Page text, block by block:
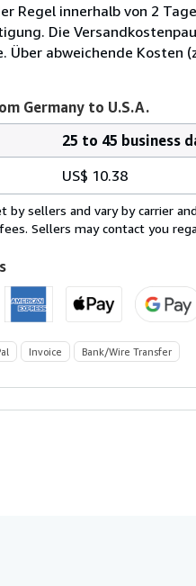
Regel innerhalb von 2
Die
Über abweichende Kosten
Germany to U.S.A.
25 to 45 business
US$ 10.38
by sellers and vary by carrier
Sellers may contact you
Invoice Bank/Wire Transfer